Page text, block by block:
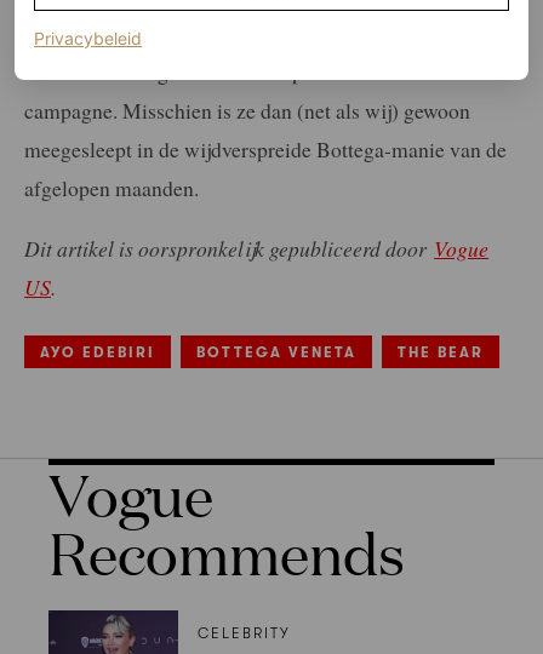
een woordvoerder van Bottega Veneta laat weten dat Ayo
campagne. Misschien is ze dan (net als wij) gewoon
meegesleept in de wijdverspreide Bottega-manie van de
afgelopen maanden.
Dit artikel is oorspronkelijk gepubliceerd door Vogue
US.
AYO EDEBIRI BOTTEGA VENETA THE BEAR
Vogue
Recommends
CELEBRITY
Privacybeleid